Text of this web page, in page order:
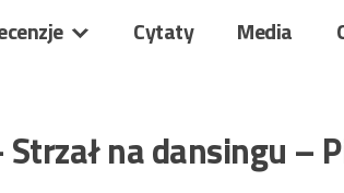
Cytaty Media
Strzał na dansingu –